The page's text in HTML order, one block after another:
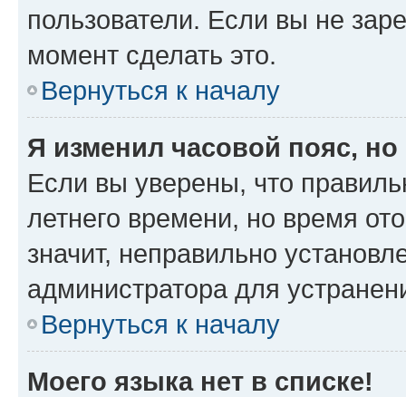
пользователи. Если вы не
момент сделать это.
Вернуться к началу
Я изменил часовой пояс,
Если вы уверены, что
летнего времени, но время
значит, неправильно
администратора для
Вернуться к началу
Моего языка нет в списке!